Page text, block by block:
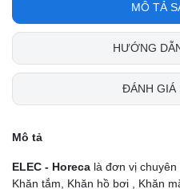
MÔ TẢ
HƯỚNG
ĐÁNH GIÁ
Mô tả
ELEC - Horeca là đơn vị
Khăn tắm, Khăn hồ bơi , Khăn